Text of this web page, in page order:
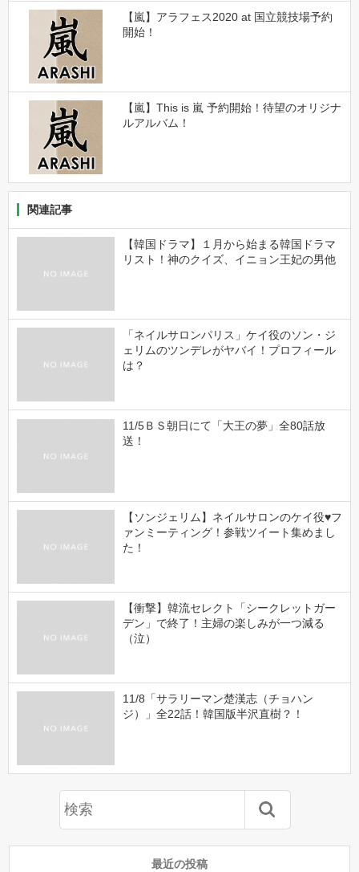
【嵐】アラフェス2020 at 国立競技場予約
開始！
【嵐】This is 嵐 予約開始！待望のオリジナ
ルアルバム！
関連記事
【韓国ドラマ】１月から始まる韓国ドラマ
リスト！神のクイズ、イニョン王妃の男他
「ネイルサロンパリス」ケイ役のソン・ジ
ェリムのツンデレがヤバイ！プロフィール
は？
11/5ＢＳ朝日にて「大王の夢」全80話放
送！
【ソンジェリム】ネイルサロンのケイ役♥フ
ァンミーティング！参戦ツイート集めまし
た！
【衝撃】韓流セレクト「シークレットガー
デン」で終了！主婦の楽しみが一つ減る
（泣）
11/8「サラリーマン楚漢志（チョハン
ジ）」全22話！韓国版半沢直樹？！
最近の投稿